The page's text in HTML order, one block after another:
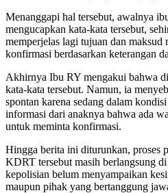
Menanggapi hal tersebut, awalnya
mengucapkan kata-kata tersebut,
memperjelas lagi tujuan dan
konfirmasi berdasarkan keterangan
Akhirnya Ibu RY mengakui bahwa
kata-kata tersebut. Namun, ia
spontan karena sedang dalam
informasi dari anaknya bahwa ada
untuk meminta konfirmasi.
Hingga berita ini diturunkan, proses
KDRT tersebut masih berlangsung
kepolisian belum menyampaikan
maupun pihak yang bertanggung